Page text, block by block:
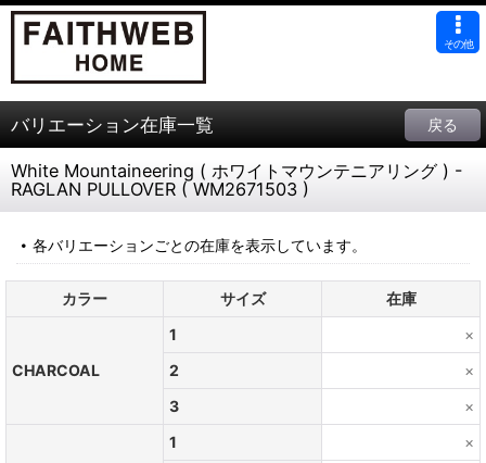
その他
バリエーション在庫一覧 戻る
White Mountaineering ( ホワイトマウンテニアリング ) -
RAGLAN PULLOVER ( WM2671503 )
各バリエーションごとの在庫を表示しています。
カラー サイズ 在庫
CHARCOAL
1
×
2
×
3
×
1
×